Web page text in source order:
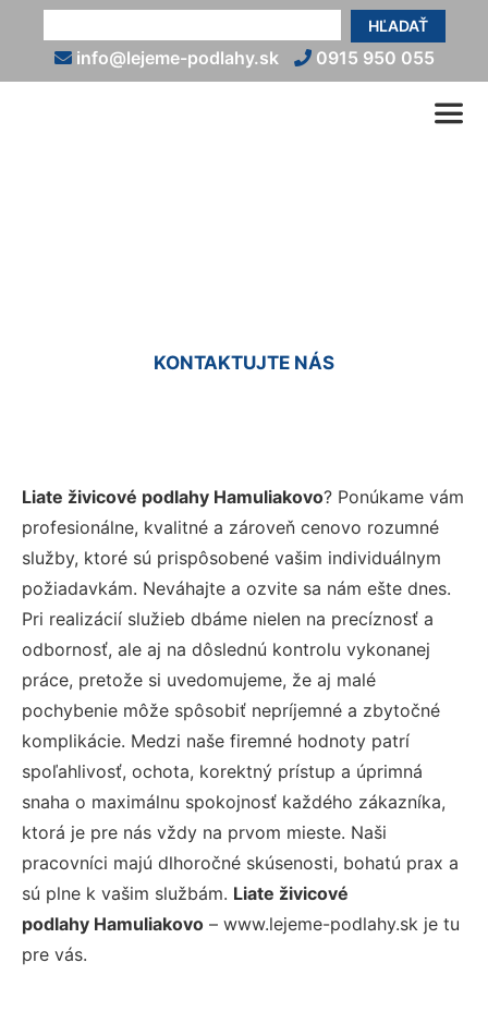
HĽADAŤ
info@lejeme-podlahy.sk 0915 950 055
KONTAKTUJTE NÁS
Liate živicové podlahy Hamuliakovo? Ponúkame vám
profesionálne, kvalitné a zároveň cenovo rozumné
služby, ktoré sú prispôsobené vašim individuálnym
požiadavkám. Neváhajte a ozvite sa nám ešte dnes.
Pri realizácií služieb dbáme nielen na precíznosť a
odbornosť, ale aj na dôslednú kontrolu vykonanej
práce, pretože si uvedomujeme, že aj malé
pochybenie môže spôsobiť nepríjemné a zbytočné
komplikácie. Medzi naše firemné hodnoty patrí
spoľahlivosť, ochota, korektný prístup a úprimná
snaha o maximálnu spokojnosť každého zákazníka,
ktorá je pre nás vždy na prvom mieste. Naši
pracovníci majú dlhoročné skúsenosti, bohatú prax a
sú plne k vašim službám. Liate živicové
podlahy Hamuliakovo – www.lejeme-podlahy.sk je tu
pre vás.